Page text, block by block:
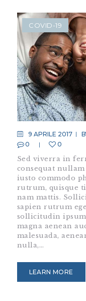
COVID-19
9 APRILE 2017
0
0
Sed viverra in
consequat
iusto commodo
rutrum, quisque
nam mattis.
sapien rutrum
sollicitudin ipsum
magna aenean
malesuada,
nulla,…
LEARN MORE